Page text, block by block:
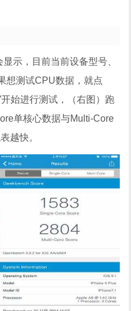
示，目前当前设备型号、
想测试CPU数据，就点
始进行测试，（右图）跑
单核心数据与Multi-Core
越快。